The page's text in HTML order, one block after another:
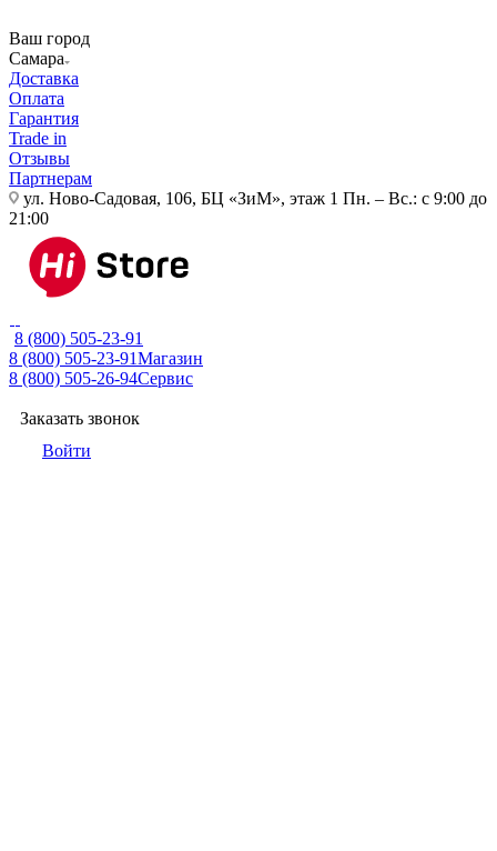
Ваш город
Самара
Доставка
Оплата
Гарантия
Trade in
Отзывы
Партнерам
ул. Ново-Садовая, 106, БЦ «ЗиМ», этаж 1 Пн. – Вс.: с 9:00 до
21:00
8 (800) 505-23-91
8 (800) 505-23-91Магазин
8 (800) 505-26-94Сервис
Заказать звонок
Войти